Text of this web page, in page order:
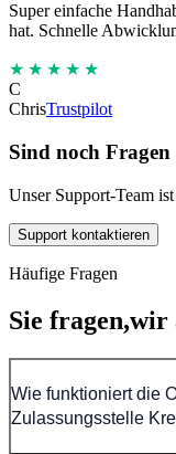
Super einfache
hat. Schnelle
★★★★★
C
ChrisTrustpilot
Sind noch Fragen
Unser Support-Team
Support kontaktieren
Häufige Fragen
Sie fragen,wir
Wie funktioniert die
Zulassungsstelle